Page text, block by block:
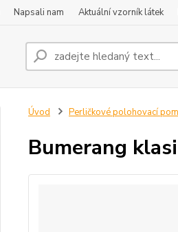
Napsali nam Aktuální vzorník látek
Úvod Perličkové polohovací
Bumerang